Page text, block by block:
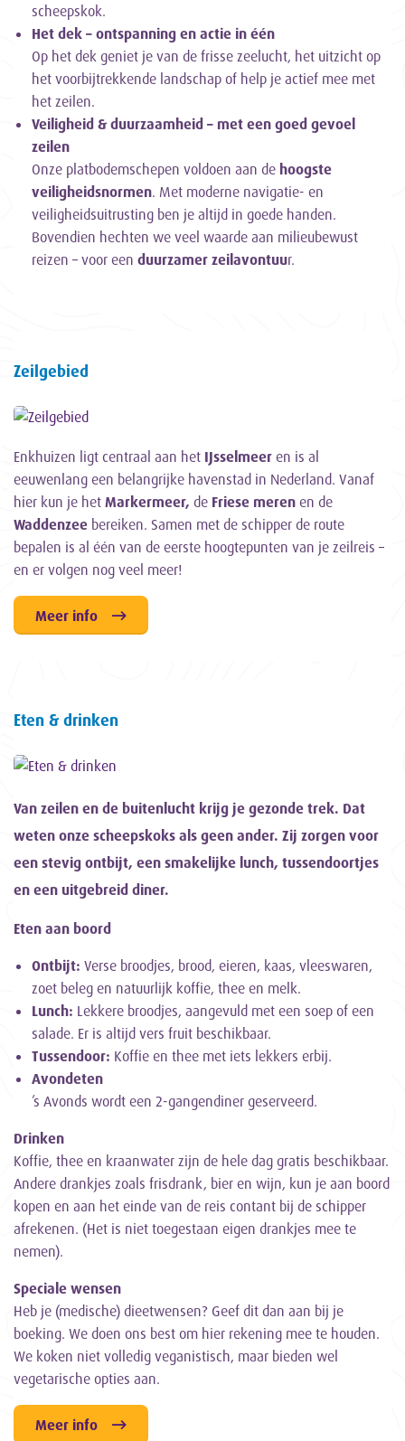
scheepskok.
Het dek – ontspanning en actie in één
Op het dek geniet je van de frisse zeelucht, het uitzicht op
het voorbijtrekkende landschap of help je actief mee met
het zeilen.
Veiligheid & duurzaamheid – met een goed gevoel
zeilen
Onze platbodemschepen voldoen aan de hoogste
veiligheidsnormen. Met moderne navigatie- en
veiligheidsuitrusting ben je altijd in goede handen.
Bovendien hechten we veel waarde aan milieubewust
reizen – voor een duurzamer zeilavontuur.
Zeilgebied
Enkhuizen ligt centraal aan het IJsselmeer en is al
eeuwenlang een belangrijke havenstad in Nederland. Vanaf
hier kun je het Markermeer, de Friese meren en de
Waddenzee bereiken. Samen met de schipper de route
bepalen is al één van de eerste hoogtepunten van je zeilreis –
en er volgen nog veel meer!
Meer info
Eten & drinken
Van zeilen en de buitenlucht krijg je gezonde trek. Dat
weten onze scheepskoks als geen ander. Zij zorgen voor
een stevig ontbijt, een smakelijke lunch, tussendoortjes
en een uitgebreid diner.
Eten aan boord
Ontbijt: Verse broodjes, brood, eieren, kaas, vleeswaren,
zoet beleg en natuurlijk koffie, thee en melk.
Lunch: Lekkere broodjes, aangevuld met een soep of een
salade. Er is altijd vers fruit beschikbaar.
Tussendoor: Koffie en thee met iets lekkers erbij.
Avondeten
’s Avonds wordt een 2-gangendiner geserveerd.
Drinken
Koffie, thee en kraanwater zijn de hele dag gratis beschikbaar.
Andere drankjes zoals frisdrank, bier en wijn, kun je aan boord
kopen en aan het einde van de reis contant bij de schipper
afrekenen. (Het is niet toegestaan eigen drankjes mee te
nemen).
Speciale wensen
Heb je (medische) dieetwensen? Geef dit dan aan bij je
boeking. We doen ons best om hier rekening mee te houden.
We koken niet volledig veganistisch, maar bieden wel
vegetarische opties aan.
Meer info